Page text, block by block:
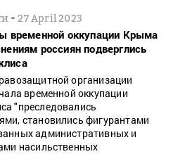
-27 April 2023
временной оккупации Крыма
россиян подверглись
организации
временной оккупации
"преследовались
становились фигурантами
административных и
насильственных